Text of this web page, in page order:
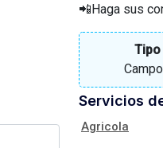
📲Haga sus
Tipo
Servicios
Agricola